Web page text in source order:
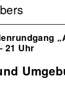
21 Uhr